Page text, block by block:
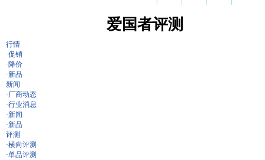
爱国者评测
行情
·促销
·降价
·新品
新闻
·厂商动态
·行业消息
·新闻
·新品
评测
·横向评测
·单品评测